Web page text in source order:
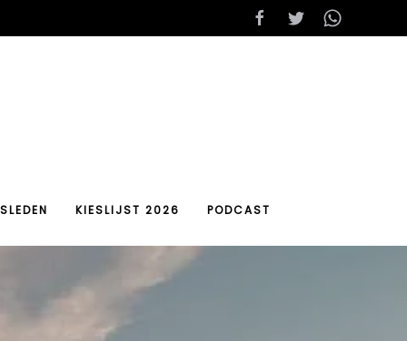
KIESLIJST 2026 PODCAST